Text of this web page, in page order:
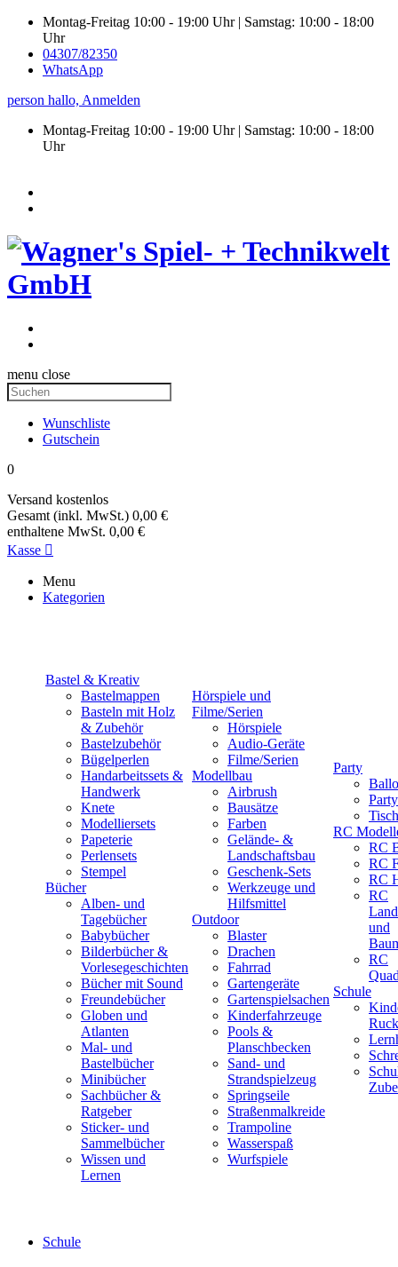
Montag-Freitag 10:00 - 19:00 Uhr | Samstag: 10:00 - 18:00
Uhr
04307/82350
WhatsApp
person hallo, Anmelden
Montag-Freitag 10:00 - 19:00 Uhr | Samstag: 10:00 - 18:00
Uhr
menu close
Wunschliste
Gutschein
0
Versand kostenlos
Gesamt (inkl. MwSt.) 0,00 €
enthaltene MwSt. 0,00 €
Kasse 
Menu
Kategorien
Bastel & Kreativ
Bastelmappen
Basteln mit Holz
& Zubehör
Bastelzubehör
Bügelperlen
Handarbeitssets &
Handwerk
Knete
Modelliersets
Papeterie
Perlensets
Stempel
Bücher
Alben- und
Tagebücher
Babybücher
Bilderbücher &
Vorlesegeschichten
Bücher mit Sound
Freundebücher
Globen und
Atlanten
Mal- und
Bastelbücher
Minibücher
Sachbücher &
Ratgeber
Sticker- und
Sammelbücher
Wissen und
Lernen
Hörspiele und
Filme/Serien
Hörspiele
Audio-Geräte
Filme/Serien
Modellbau
Airbrush
Bausätze
Farben
Gelände- &
Landschaftsbau
Geschenk-Sets
Werkzeuge und
Hilfsmittel
Outdoor
Blaster
Drachen
Fahrrad
Gartengeräte
Gartenspielsachen
Kinderfahrzeuge
Pools &
Planschbecken
Sand- und
Strandspielzeug
Springseile
Straßenmalkreide
Trampoline
Wasserspaß
Wurfspiele
Party
RC
RC
RC
RC
RC
und
RC
Schule
Schule